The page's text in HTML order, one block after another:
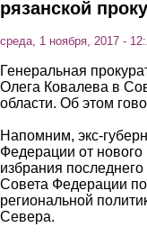
рязанской
среда, 1 ноября, 2017 -
Генеральная
Олега Ковалева в
области. Об этом
Напомним, экс-
Федерации от
избрания
Совета Федерации
региональной
Севера.